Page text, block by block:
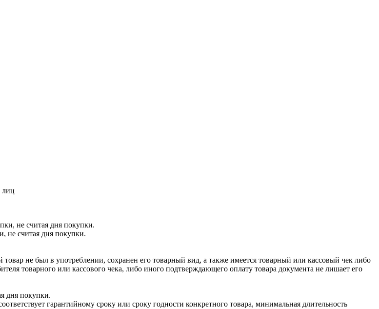
лиц
не считая дня покупки.
не считая дня покупки.
не был в употреблении, сохранен его товарный вид, а также имеется товарный или кассовый чек либо
товарного или кассового чека, либо иного подтверждающего оплату товара документа не лишает его
дня покупки.
гарантийному сроку или сроку годности конкретного товара, минимальная длительность